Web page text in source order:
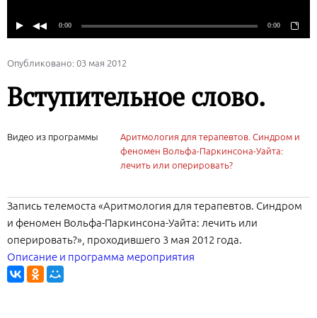
Опубликовано: 03 мая 2012
Вступительное слово.
Видео из программы
Аритмология для терапевтов. Cиндром и
феномен Вольфа-Паркинсона-Уайта:
лечить или оперировать?
Запись телемоста «Аритмология для терапевтов. Cиндром
и феномен Вольфа-Паркинсона-Уайта: лечить или
оперировать?», проходившего 3 мая 2012 года.
Описание и программа мероприятия